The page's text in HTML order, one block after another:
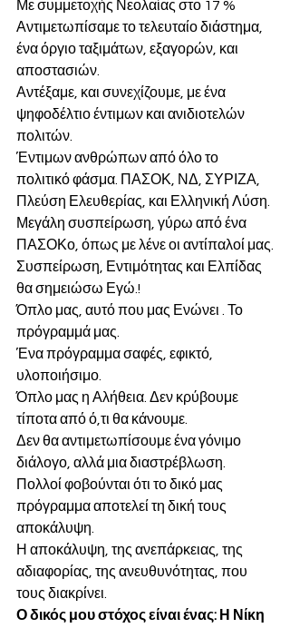
Με συμμετοχής Νεολαίας στο 17 %
Αντιμετωπίσαμε το τελευταίο διάστημα,
ένα όργιο ταξιμάτων, εξαγορών, και
αποστασιών.
Αντέξαμε, και συνεχίζουμε, με ένα
ψηφοδέλτιο έντιμων και ανιδιοτελών
πολιτών.
Έντιμων ανθρώπων από όλο το
πολιτικό φάσμα. ΠΑΣΟΚ, ΝΔ, ΣΥΡΙΖΑ,
Πλεύση Ελευθερίας, και Ελληνική Λύση.
Μεγάλη συσπείρωση, γύρω από ένα
ΠΑΣΟΚο, όπως με λένε οι αντίπαλοί μας.
Συσπείρωση, Εντιμότητας και Ελπίδας
θα σημειώσω Εγώ.!
Όπλο μας, αυτό που μας Ενώνει . Το
πρόγραμμά μας.
Ένα πρόγραμμα σαφές, εφικτό,
υλοποιήσιμο.
Όπλο μας η Αλήθεια. Δεν κρύβουμε
τίποτα από ό,τι θα κάνουμε.
Δεν θα αντιμετωπίσουμε ένα γόνιμο
διάλογο, αλλά μια διαστρέβλωση.
Πολλοί φοβούνται ότι το δικό μας
πρόγραμμα αποτελεί τη δική τους
αποκάλυψη.
Η αποκάλυψη, της ανεπάρκειας, της
αδιαφορίας, της ανευθυνότητας, που
τους διακρίνει.
Ο δικός μου στόχος είναι ένας: Η Νίκη